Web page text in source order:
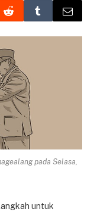
pada Selasa,
untuk